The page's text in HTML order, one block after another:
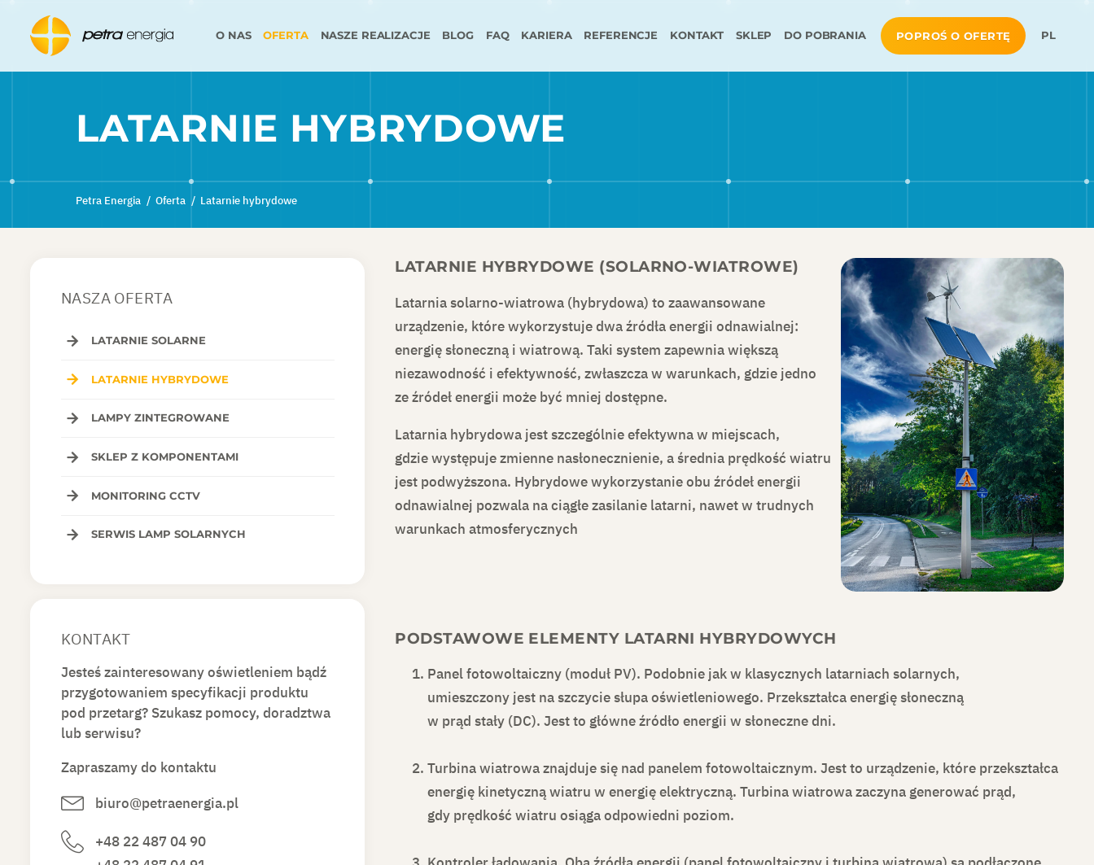
O NAS OFERTA NASZE REALIZACJE BLOG FAQ KARIERA REFERENCJE KONTAKT SKLEP DO POBRANIA POPROŚ O OFERTĘ PL
LATARNIE HYBRYDOWE
Petra Energia / Oferta / Latarnie hybrydowe
LATARNIE HYBRYDOWE (SOLARNO-WIATROWE)
Latarnia solarno-wiatrowa (hybrydowa) to zaawansowane
urządzenie, które wykorzystuje dwa źródła energii odnawialnej:
energię słoneczną i wiatrową. Taki system zapewnia większą
niezawodność i efektywność, zwłaszcza w warunkach, gdzie jedno
ze źródeł energii może być mniej dostępne.
Latarnia hybrydowa jest szczególnie efektywna w miejscach,
gdzie występuje zmienne nasłonecznienie, a średnia prędkość wiatru
jest podwyższona. Hybrydowe wykorzystanie obu źródeł energii
odnawialnej pozwala na ciągłe zasilanie latarni, nawet w trudnych
warunkach atmosferycznych
PODSTAWOWE ELEMENTY LATARNI HYBRYDOWYCH
Panel fotowoltaiczny (moduł PV). Podobnie jak w klasycznych latarniach solarnych,
umieszczony jest na szczycie słupa oświetleniowego. Przekształca energię słoneczną
w prąd stały (DC). Jest to główne źródło energii w słoneczne dni.
Turbina wiatrowaznajduje się nad panelem fotowoltaicznym. Jest to urządzenie, które przekształca
energię kinetyczną wiatru w energię elektryczną. Turbina wiatrowa zaczyna generować prąd,
gdy prędkość wiatru osiąga odpowiedni poziom.
NASZA OFERTA
LATARNIE SOLARNE
LATARNIE HYBRYDOWE
LAMPY ZINTEGROWANE
SKLEP Z KOMPONENTAMI
MONITORING CCTV
SERWIS LAMP SOLARNYCH
KONTAKT
Jesteś zainteresowany oświetleniem bądź
przygotowaniem specyfikacji produktu
pod przetarg? Szukasz pomocy, doradztwa
lub serwisu?
Zapraszamy do kontaktu
biuro@petraenergia.pl
+48 22 487 04 90